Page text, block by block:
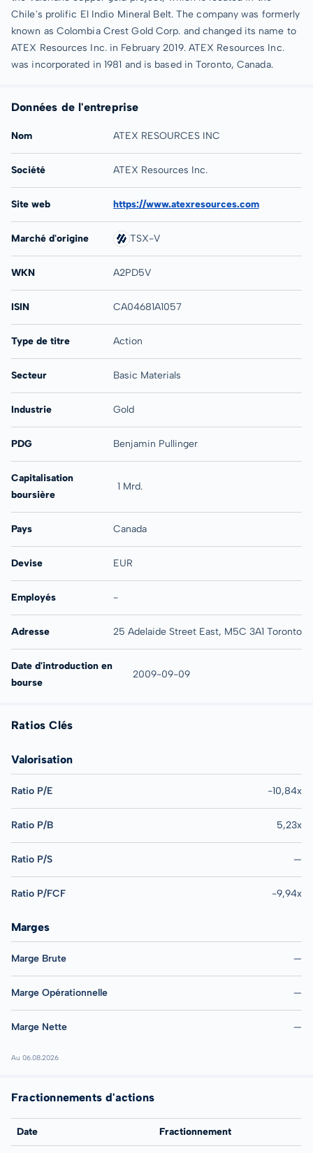
Chile's prolific El Indio Mineral Belt. The company was formerly
known as Colombia Crest Gold Corp. and changed its name to
ATEX Resources Inc. in February 2019. ATEX Resources Inc.
was incorporated in 1981 and is based in Toronto, Canada.
Données de l'entreprise
Nom ATEX RESOURCES INC
Société ATEX Resources Inc.
Site web https://www.atexresources.com
Marché d'origine TSX-V
WKN A2PD5V
ISIN CA04681A1057
Type de titre Action
Secteur Basic Materials
Industrie Gold
PDG Benjamin Pullinger
Capitalisation
boursière
1 Mrd.
Pays Canada
Devise EUR
Employés -
Adresse 25 Adelaide Street East, M5C 3A1 Toronto
Date d'introduction en
bourse
2009-09-09
Ratios Clés
Valorisation
Ratio P/E -10,84x
Ratio P/B 5,23x
Ratio P/S —
Ratio P/FCF -9,94x
Marges
Marge Brute —
Marge Opérationnelle —
Marge Nette —
Au 06.08.2026
Fractionnements d'actions
Date Fractionnement